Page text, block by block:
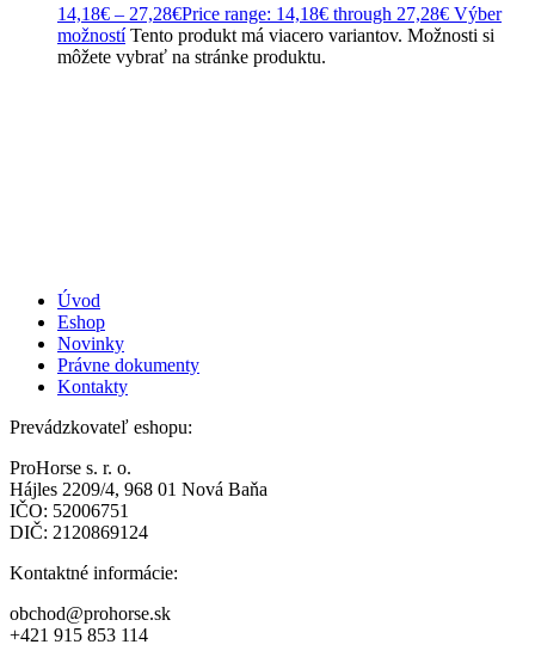
14,18€ – 27,28€Price range: 14,18€ through 27,28€ Výber
možností Tento produkt má viacero variantov. Možnosti si
môžete vybrať na stránke produktu.
Úvod
Eshop
Novinky
Právne dokumenty
Kontakty
Prevádzkovateľ eshopu:
ProHorse s. r. o.
Hájles 2209/4, 968 01 Nová Baňa
IČO: 52006751
DIČ: 2120869124
Kontaktné informácie:
obchod@prohorse.sk
+421 915 853 114